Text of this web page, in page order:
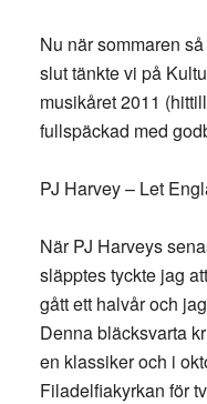
Nu när sommaren
slut tänkte vi på
musikåret 2011
fullspäckad med
PJ Harvey – Let
När PJ Harveys
släpptes tyckte jag
gått ett halvår och
Denna bläcksvarta
en klassiker och i
Filadelfiakyrkan för